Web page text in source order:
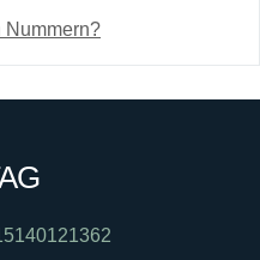
Nummern?